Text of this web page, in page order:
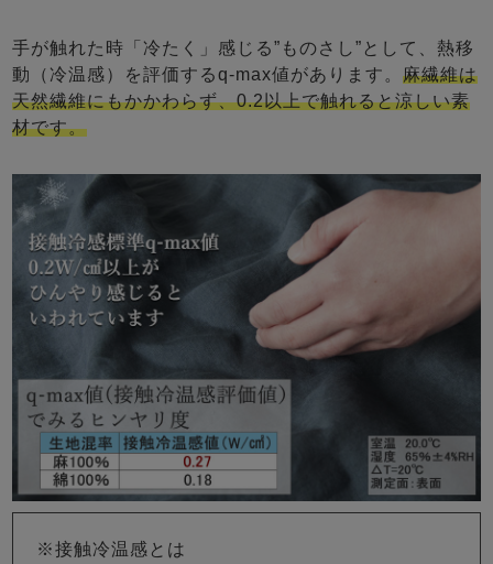
手が触れた時「冷たく」感じる”ものさし”として、熱移
動（冷温感）を評価するq-max値があります。麻繊維は
天然繊維にもかかわらず、0.2以上で触れると涼しい素
材です。
※接触冷温感とは